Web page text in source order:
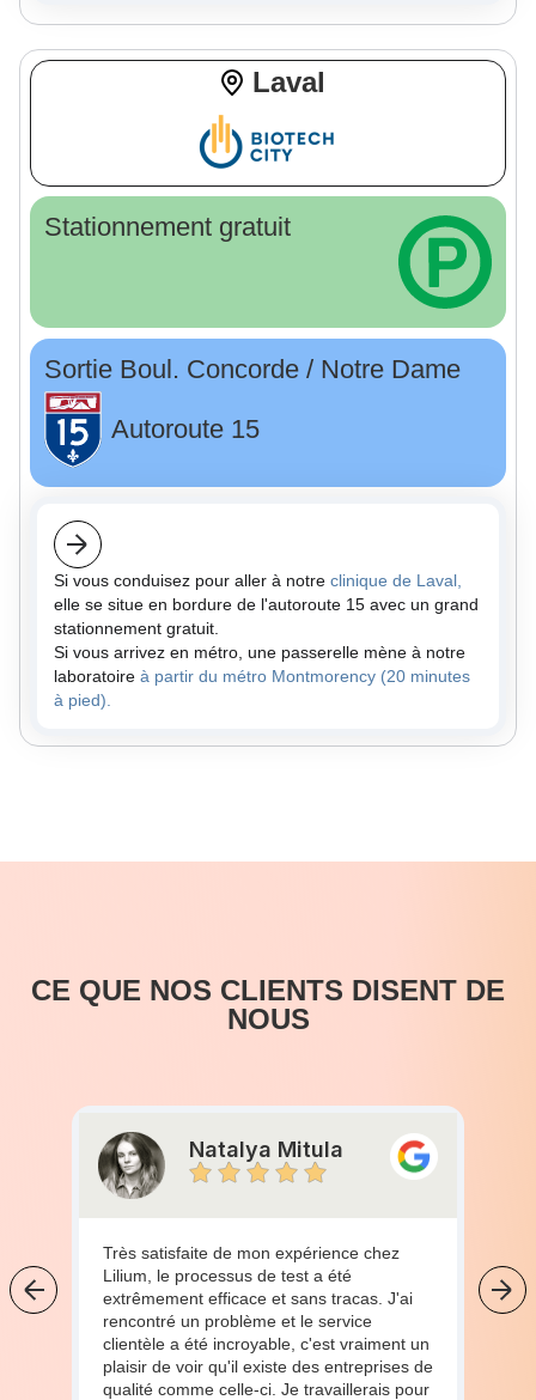
Laval
Stationnement gratuit
Sortie Boul. Concorde / Notre Dame
Autoroute 15
Si vous conduisez pour aller à notre clinique de Laval,
elle se situe en bordure de l'autoroute 15 avec un grand
stationnement gratuit.
Si vous arrivez en métro, une passerelle mène à notre
laboratoire à partir du métro Montmorency (20 minutes
à pied).
CE QUE NOS CLIENTS DISENT DE
NOUS
Natalya Mitula
Très satisfaite de mon expérience chez
Lilium, le processus de test a été
extrêmement efficace et sans tracas. J'ai
rencontré un problème et le service
clientèle a été incroyable, c'est vraiment un
plaisir de voir qu'il existe des entreprises de
qualité comme celle-ci. Je travaillerais pour